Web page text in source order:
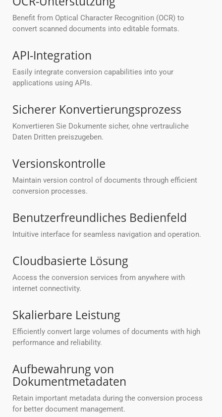
Benefit from Optical Character Recognition (OCR) to
convert scanned documents into editable formats.
API-Integration
Easily integrate conversion capabilities into your
applications using APIs.
Sicherer Konvertierungsprozess
Konvertieren Sie Dokumente sicher, ohne vertrauliche
Daten Dritten preiszugeben.
Versionskontrolle
Maintain version control of documents through efficient
conversion processes.
Benutzerfreundliches Bedienfeld
Intuitive interface for seamless navigation and operation.
Cloudbasierte Lösung
Access the conversion services from anywhere with
internet connectivity.
Skalierbare Leistung
Efficiently convert large volumes of documents with high
performance and reliability.
Aufbewahrung von
Dokumentmetadaten
Retain important metadata during the conversion process
for better document management.